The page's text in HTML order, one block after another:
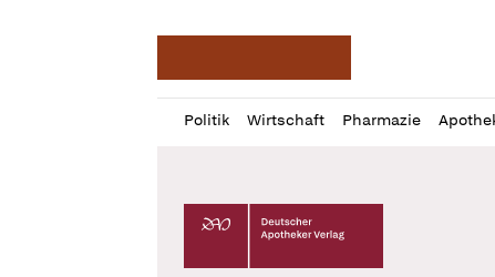
Politik Wirtschaft Pharmazie
Profil
öffnen
Daz
Pur
Deutscher Apotheker Verlag Logo